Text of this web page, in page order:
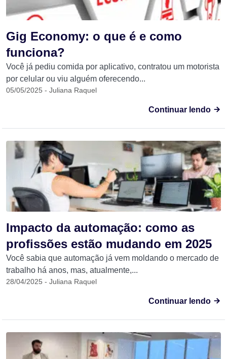
Gig Economy: o que é e como
funciona?
Você já pediu comida por aplicativo, contratou um motorista
por celular ou viu alguém oferecendo...
05/05/2025 - Juliana Raquel
Continuar lendo
Impacto da automação: como as
profissões estão mudando em 2025
Você sabia que automação já vem moldando o mercado de
trabalho há anos, mas, atualmente,...
28/04/2025 - Juliana Raquel
Continuar lendo